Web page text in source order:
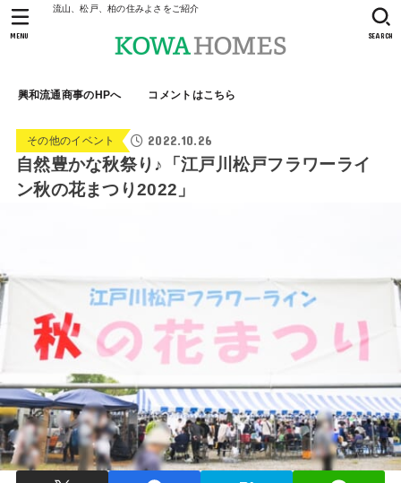
流山、松戸、柏の住みよさをご紹介
興和流通商事のHPへ コメントはこちら
SEARCH
MENU
その他のイベント 2022.10.26
自然豊かな秋祭り♪「江戸川松戸フラワーライ
ン秋の花まつり2022」